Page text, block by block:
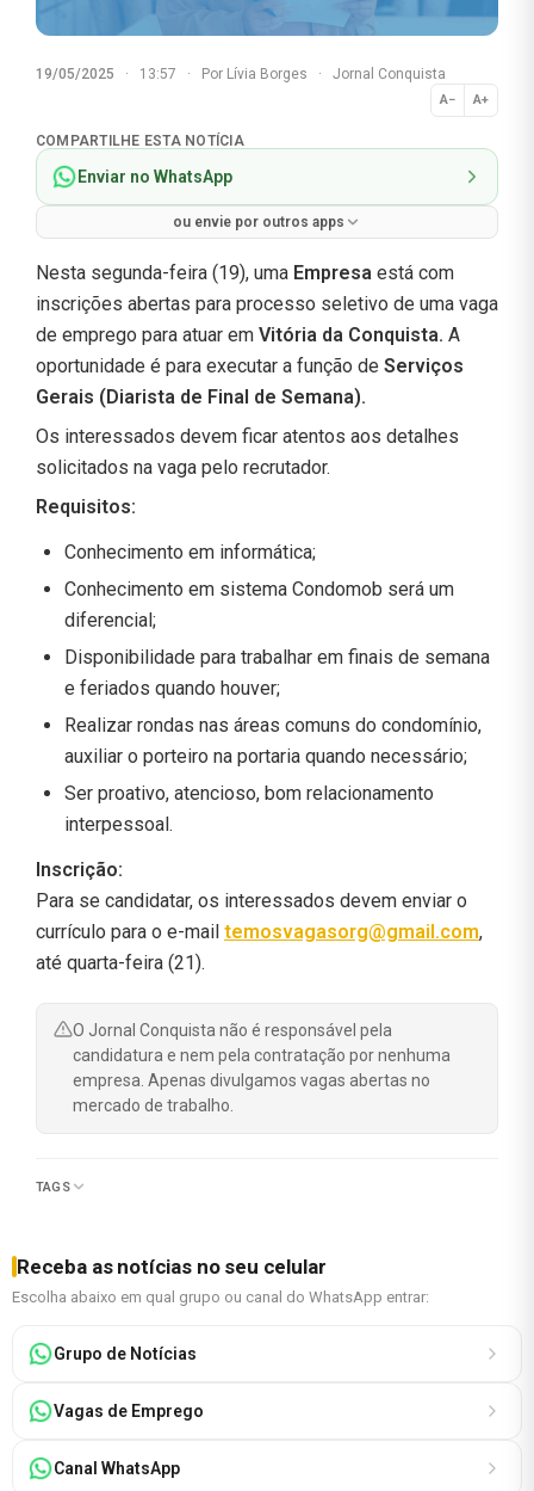
19/05/2025 · 13:57 · Por Lívia Borges · Jornal Conquista
A− A+
Normal
COMPARTILHE ESTA NOTÍCIA
Enviar no WhatsApp
ou envie por outros apps
Nesta segunda-feira (19), uma Empresa está com
inscrições abertas para processo seletivo de uma vaga
de emprego para atuar em Vitória da Conquista. A
oportunidade é para executar a função de Serviços
Gerais (Diarista de Final de Semana).
Os interessados devem ficar atentos aos detalhes
solicitados na vaga pelo recrutador.
Requisitos:
Conhecimento em informática;
Conhecimento em sistema Condomob será um
diferencial;
Disponibilidade para trabalhar em finais de semana
e feriados quando houver;
Realizar rondas nas áreas comuns do condomínio,
auxiliar o porteiro na portaria quando necessário;
Ser proativo, atencioso, bom relacionamento
interpessoal.
Inscrição:
Para se candidatar, os interessados devem enviar o
currículo para o e-mail temosvagasorg@gmail.com,
até quarta-feira (21).
O Jornal Conquista não é responsável pela
candidatura e nem pela contratação por nenhuma
empresa. Apenas divulgamos vagas abertas no
mercado de trabalho.
TAGS
Receba as notícias no seu celular
Escolha abaixo em qual grupo ou canal do WhatsApp entrar:
Grupo de Notícias
Vagas de Emprego
Canal WhatsApp